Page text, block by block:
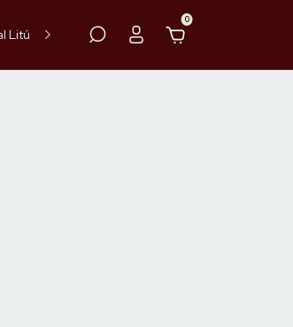
Litúrgico Paramentos
0